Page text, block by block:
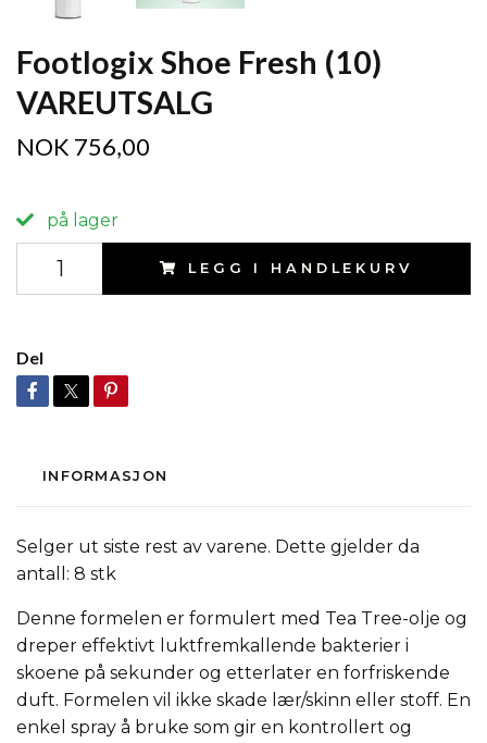
Footlogix Shoe Fresh (10)
VAREUTSALG
NOK 756,00
på lager
LEGG I HANDLEKURV
Del
INFORMASJON
Selger ut siste rest av varene. Dette gjelder da
antall: 8 stk
Denne formelen er formulert med Tea Tree-olje og
dreper effektivt luktfremkallende bakterier i
skoene på sekunder og etterlater en forfriskende
duft. Formelen vil ikke skade lær/skinn eller stoff. En
enkel spray å bruke som gir en kontrollert og